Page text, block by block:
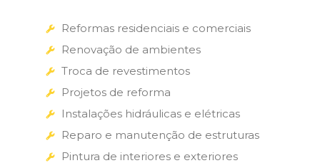
Reformas residenciais e comerciais
Renovação de ambientes
Troca de revestimentos
Projetos de reforma
Instalações hidráulicas e elétricas
Reparo e manutenção de estruturas
Pintura de interiores e exteriores